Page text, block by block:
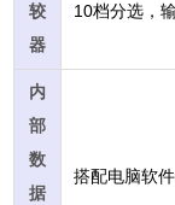
较
器
10档分选，
内
部
数
据
搭配电脑软